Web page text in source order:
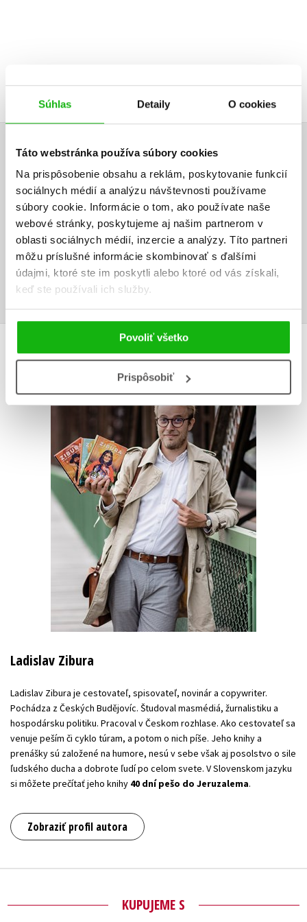
Súhlas Detaily O cookies
Táto webstránka používa súbory cookies
Na prispôsobenie obsahu a reklám, poskytovanie funkcií
sociálnych médií a analýzu návštevnosti používame
súbory cookie. Informácie o tom, ako používate naše
webové stránky, poskytujeme aj našim partnerom v
oblasti sociálnych médií, inzercie a analýzy. Títo partneri
môžu príslušné informácie skombinovať s ďalšími
údajmi, ktoré ste im poskytli alebo ktoré od vás získali,
keď ste používali ich služby.
Povoliť všetko
Prispôsobiť
UŽIVATEĽSKÁ RECENZIA
Žiadne užívateľské hodnotenia nie sú dostupné.
Vaše hodnotenie
Používateľskú recenziu môžu vkladať len registrovaní užívatelia
Prihlásiť
AUTOR KNIHY
Ladislav Zibura
Ladislav Zibura je cestovateľ, spisovateľ, novinár a copywriter.
Pochádza z Českých Budějovíc. Študoval masmédiá, žurnalistiku a
hospodársku politiku. Pracoval v Českom rozhlase. Ako cestovateľ sa
venuje peším či cyklo túram, a potom o nich píše. Jeho knihy a
prenášky sú založené na humore, nesú v sebe však aj posolstvo o sile
ľudského ducha a dobrote ľudí po celom svete. V Slovenskom jazyku
si môžete prečítať jeho knihy 40 dní pešo do Jeruzalema.
Zobraziť profil autora
KUPUJEME S